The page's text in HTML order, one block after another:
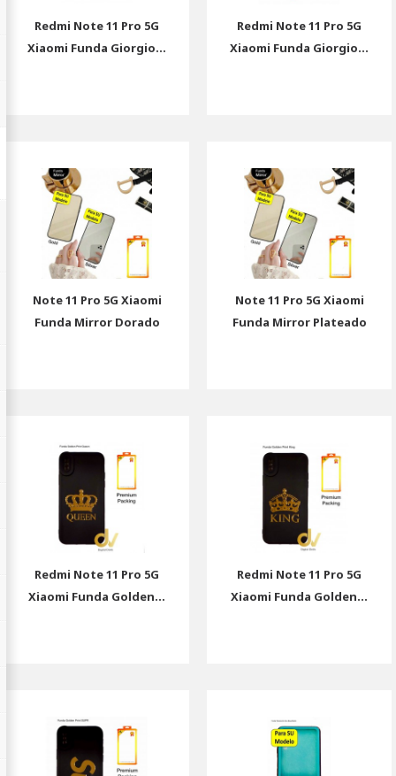
Redmi Note 11 Pro 5G
Xiaomi Funda Giorgio...
Redmi Note 11 Pro 5G
Xiaomi Funda Giorgio...
Note 11 Pro 5G Xiaomi
Funda Mirror Dorado
Note 11 Pro 5G Xiaomi
Funda Mirror Plateado
Redmi Note 11 Pro 5G
Xiaomi Funda Golden...
Redmi Note 11 Pro 5G
Xiaomi Funda Golden...